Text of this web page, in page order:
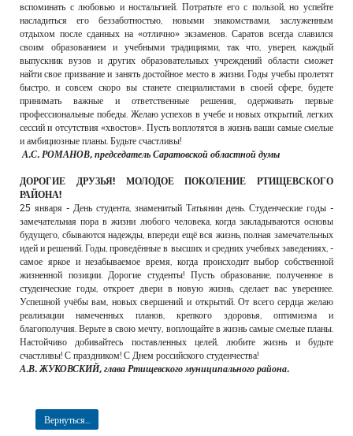
вспоминать с любовью и ностальгией. Потратьте его с пользой, но успейте
насладиться его беззаботностью, новыми знакомствами, заслуженным
отдыхом после сданных на «отлично» экзаменов. Саратов всегда славился
своим образованием и учебными традициями, так что, уверен, каждый
выпускник вузов и других образовательных учреждений области сможет
найти свое призвание и занять достойное место в жизни. Годы учебы пролетят
быстро, и совсем скоро вы станете специалистами в своей сфере, будете
принимать важные и ответственные решения, одерживать первые
профессиональные победы. Желаю успехов в учебе и новых открытий, легких
сессий и отсутствия «хвостов». Пусть воплотятся в жизнь ваши самые смелые
и амбициозные планы. Будьте счастливы!
А.С. РОМАНОВ, председатель Саратовской областной думы
ДОРОГИЕ ДРУЗЬЯ! МОЛОДОЕ ПОКОЛЕНИЕ РТИЩЕВСКОГО
РАЙОНА!
25 января - День студента, знаменитый Татьянин день. Студенческие годы -
замечательная пора в жизни любого человека, когда закладываются основы
будущего, сбываются надежды, впереди ещё вся жизнь, полная замечательных
идей и решений. Годы, проведённые в высших и средних учебных заведениях, -
самое яркое и незабываемое время, когда происходит выбор собственной
жизненной позиции. Дорогие студенты! Пусть образование, полученное в
студенческие годы, откроет двери в новую жизнь, сделает вас увереннее.
Успешной учёбы вам, новых свершений и открытий. От всего сердца желаю
реализации намеченных планов, крепкого здоровья, оптимизма и
благополучия. Верьте в свою мечту, воплощайте в жизнь самые смелые планы.
Настойчиво добивайтесь поставленных целей, любите жизнь и будьте
счастливы! С праздником! С Днем российского студенчества!
А.В. ЖУКОВСКИЙ, глава Ртищевского муниципального района.
Вернуться...